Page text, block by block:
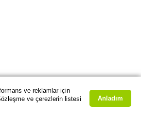
ve reklamlar için
ve çerezlerin listesi
Anladım